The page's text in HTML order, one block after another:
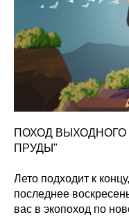
ПОХОД ВЫХОДНОГО
ПРУДЫ"
Лето подходит к
последнее
вас в экопоход по